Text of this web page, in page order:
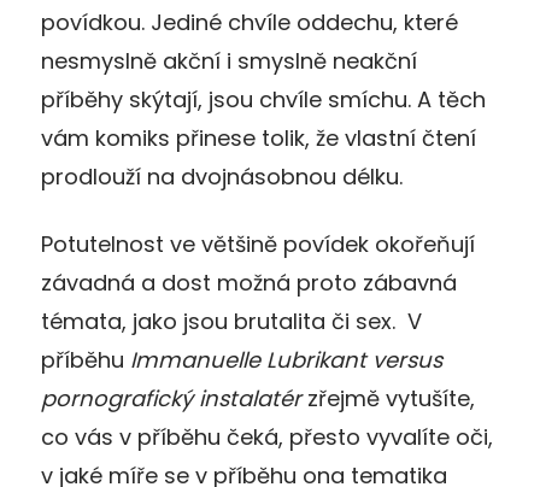
povídkou. Jediné chvíle oddechu, které
nesmyslně akční i smyslně neakční
příběhy skýtají, jsou chvíle smíchu. A těch
vám komiks přinese tolik, že vlastní čtení
prodlouží na dvojnásobnou délku.
Potutelnost ve většině povídek okořeňují
závadná a dost možná proto zábavná
témata, jako jsou brutalita či sex. V
příběhu Immanuelle Lubrikant versus
pornografický instalatérzřejmě vytušíte,
co vás v příběhu čeká, přesto vyvalíte oči,
v jaké míře se v příběhu ona tematika